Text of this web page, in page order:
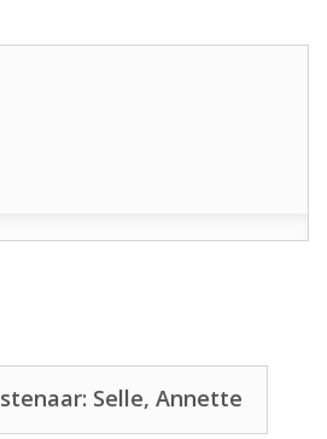
Selle, Annette